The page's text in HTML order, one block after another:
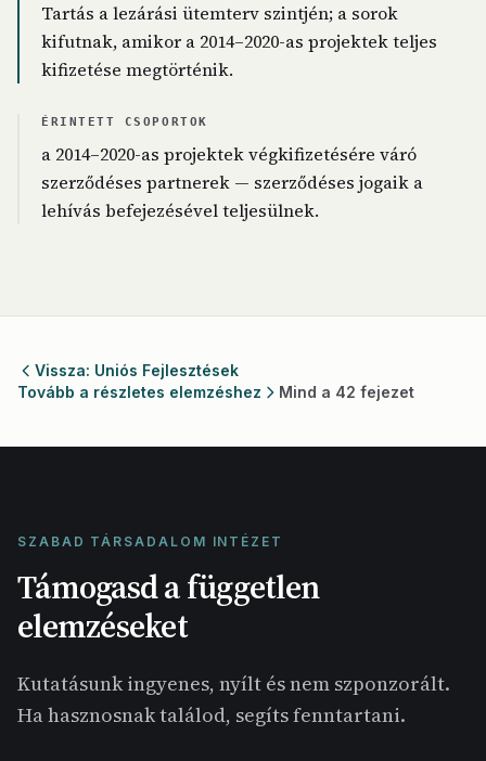
Tartás a lezárási ütemterv szintjén; a sorok
kifutnak, amikor a 2014–2020-as projektek teljes
kifizetése megtörténik.
ÉRINTETT CSOPORTOK
a 2014–2020-as projektek végkifizetésére váró
szerződéses partnerek — szerződéses jogaik a
lehívás befejezésével teljesülnek.
Vissza: Uniós Fejlesztések
Tovább a részletes elemzéshez
Mind a 42 fejezet
SZABAD TÁRSADALOM INTÉZET
Támogasd a független
elemzéseket
Kutatásunk ingyenes, nyílt és nem szponzorált.
Ha hasznosnak találod, segíts fenntartani.